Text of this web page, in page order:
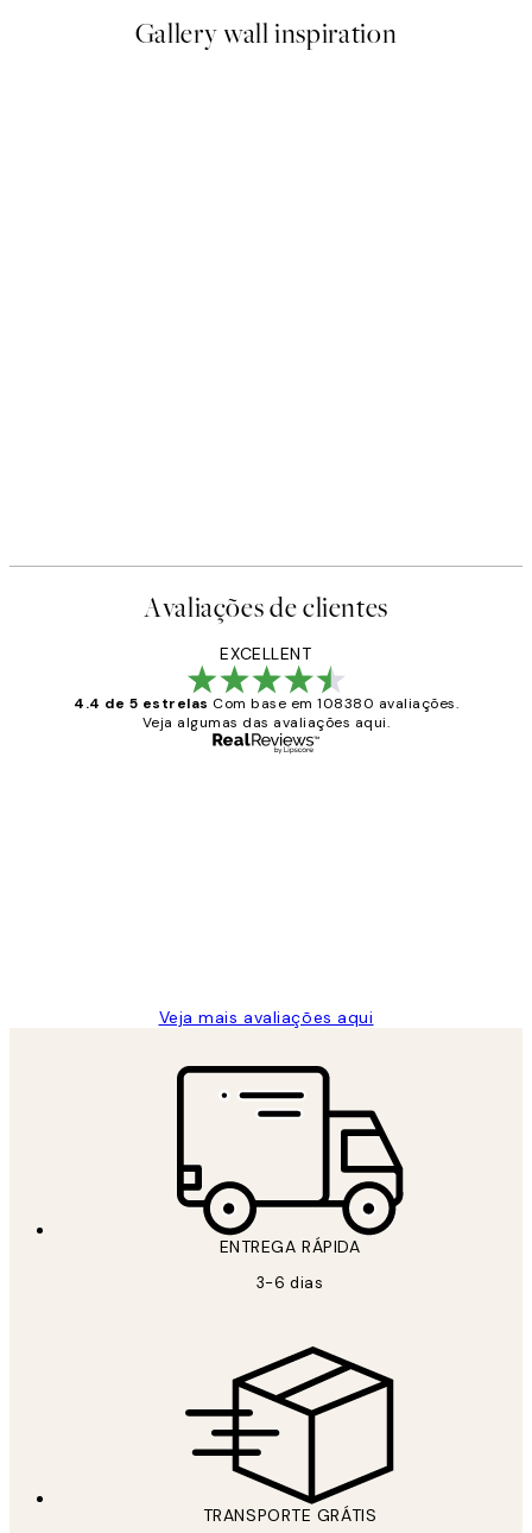
Gallery wall inspiration
Avaliações de clientes
EXCELLENT
4.4 de 5 estrelas Com base em 108380 avaliações.
Veja algumas das avaliações aqui.
Veja mais avaliações aqui
ENTREGA RÁPIDA
3-6 dias
TRANSPORTE GRÁTIS